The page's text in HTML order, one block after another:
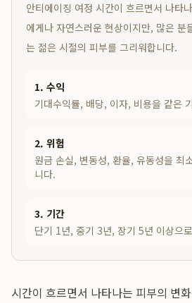
안티에이징 여정 시간이 흐르면서 나타
에게나 자연스러운 현상이지만, 많은 분
는 젊은 시절의 피부를 그리워합니다.
1. 수익
기대수익률, 배당, 이자, 비용을 같은
2. 위험
원금 손실, 변동성, 환율, 유동성을 최
니다.
3. 기간
단기 1년, 중기 3년, 장기 5년 이상으
시간이 흐르면서 나타나는 피부의 변